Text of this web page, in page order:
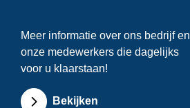
Meer informatie over ons bedrijf en
onze medewerkers die dagelijks
voor u klaarstaan!
Bekijken